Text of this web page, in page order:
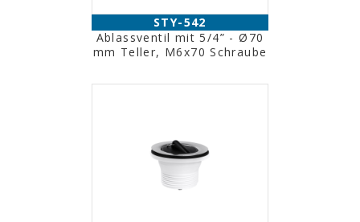
STY-542
Ablassventil mit 5/4” - Ø70
mm Teller, M6x70 Schraube